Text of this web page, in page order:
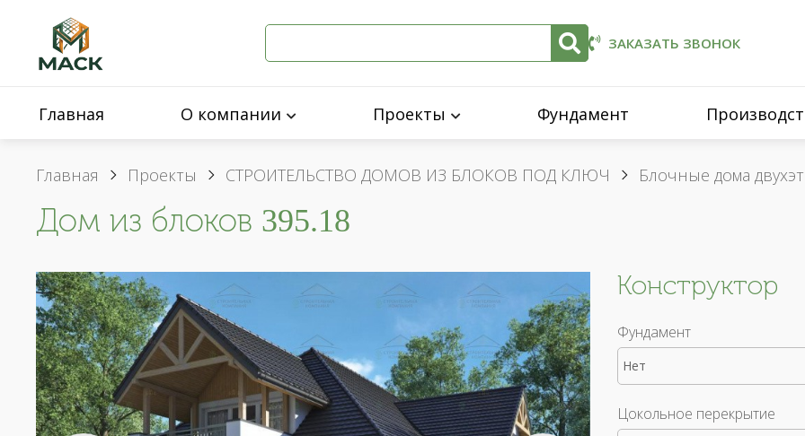
ЗАКАЗАТЬ ЗВОНОК
Главная О компании Проекты Фундамент
Главная Проекты СТРОИТЕЛЬСТВО ДОМОВ ИЗ БЛОКОВ ПОД КЛЮЧ Блочные дома
Дом из блоков 395.18
Конструктор
Фундамент
Нет
Цокольное перекрытие